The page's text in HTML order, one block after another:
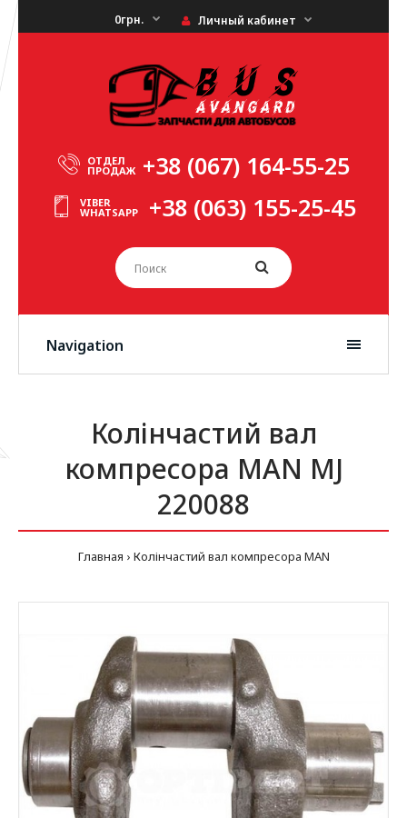
0грн. Личный кабинет
ОТДЕЛ
ПРОДАЖ +38 (067) 164-55-25
VIBER
WHATSAPP +38 (063) 155-25-45
Navigation
Колінчастий вал
компресора MAN MJ
220088
Главная Колінчастий вал компресора MAN